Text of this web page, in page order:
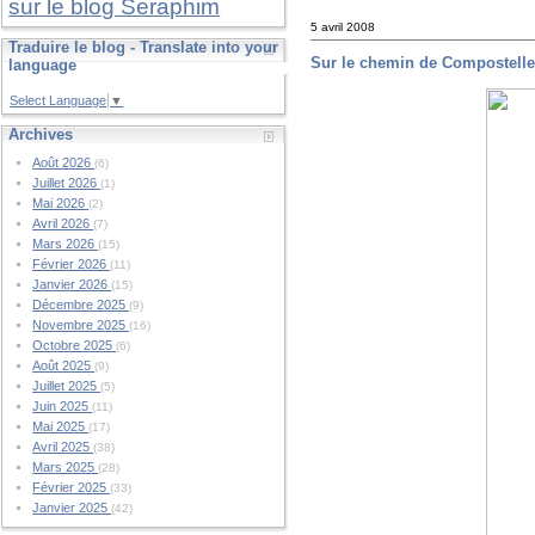
sur le blog Seraphim
Traduire le blog - Translate into your
language
Select Language ▼
Archives
Août 2026(6)
Juillet 2026(1)
Mai 2026(2)
Avril 2026(7)
Mars 2026(15)
Février 2026(11)
Janvier 2026(15)
Décembre 2025(9)
Novembre 2025(16)
Octobre 2025(6)
Août 2025(9)
Juillet 2025(5)
Juin 2025(11)
Mai 2025(17)
Avril 2025(38)
Mars 2025(28)
Février 2025(33)
Janvier 2025(42)
5 avril 2008
Sur le chemin de Compostelle